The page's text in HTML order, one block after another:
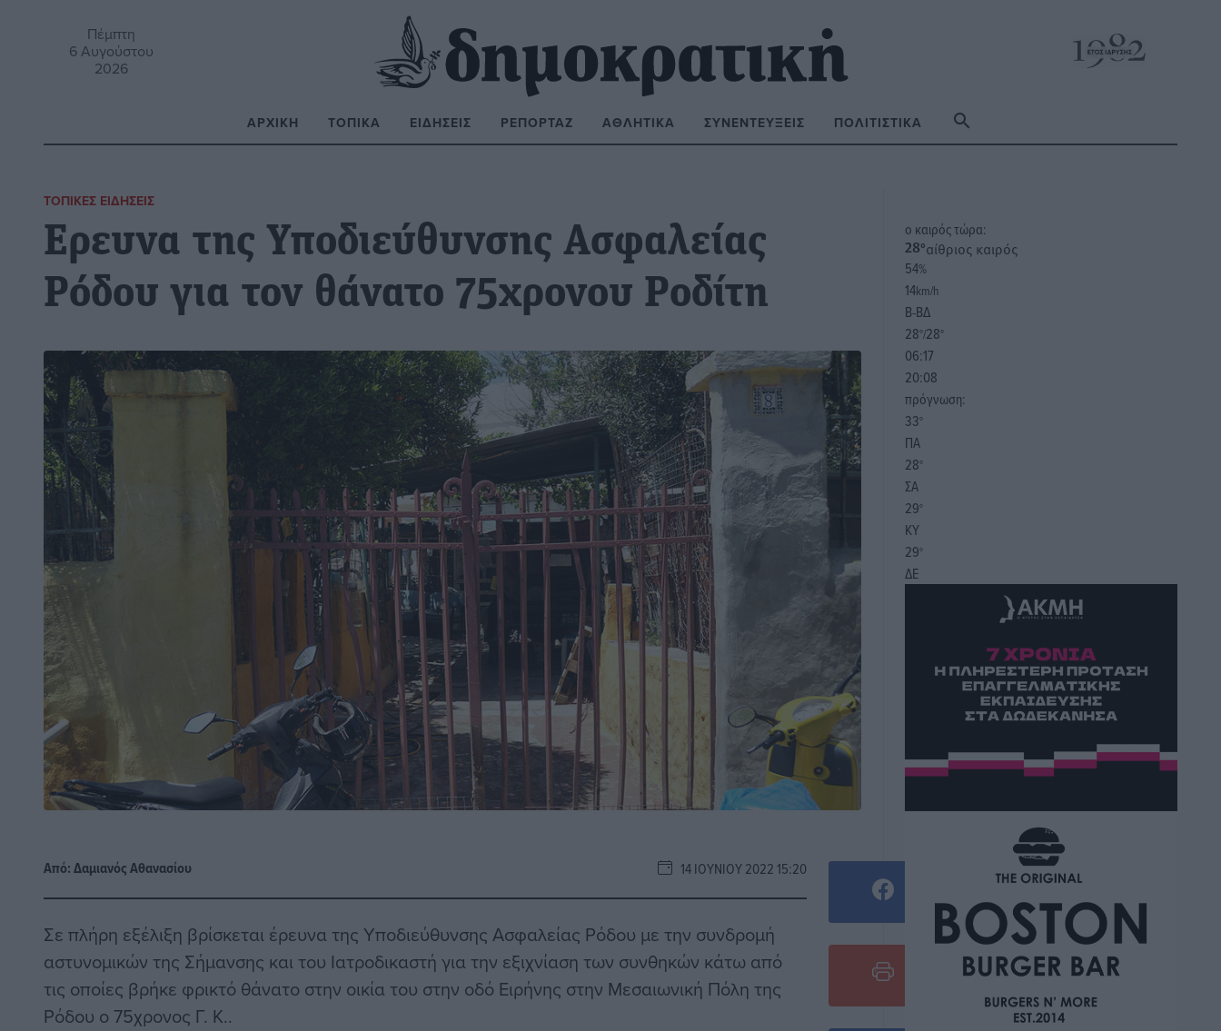
Πέμπτη
6 Αυγούστου
2026
ΑΡΧΙΚΉ ΤΟΠΙΚΆ ΕΙΔΉΣΕΙΣ ΡΕΠΟΡΤΆΖ ΑΘΛΗΤΙΚΆ ΣΥΝΕΝΤΕΎΞΕΙΣ ΠΟΛΙΤΙΣΤΙΚΆ
ΤΟΠΙΚΈΣ ΕΙΔΉΣΕΙΣ
Eρευνα της Υποδιεύθυνσης Ασφαλείας
Ρόδου για τον θάνατο 75χρονου Ροδίτη
Από:Δαμιανός Αθανασίου 14 ΙΟΥΝΊΟΥ 2022 15:20
Σε πλήρη εξέλιξη βρίσκεται έρευνα της Υποδιεύθυνσης Ασφαλείας Ρόδου με την συνδρομή
αστυνομικών της Σήμανσης και του Ιατροδικαστή για την εξιχνίαση των συνθηκών κάτω από
τις οποίες βρήκε φρικτό θάνατο στην οικία του στην οδό Ειρήνης στην Μεσαιωνική Πόλη της
Ρόδου ο 75χρονος Γ. Κ..
o καιρός τώρα:
28°αίθριος καιρός
54%
14km/h
Β-ΒΔ
28°/28°
06:17
20:08
πρόγνωση:
33°
ΠΑ
28°
ΣΑ
29°
ΚΥ
29°
ΔΕ